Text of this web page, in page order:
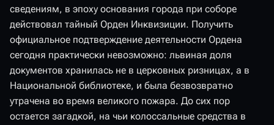
сведениям, в эпоху основания города при соборе
действовал тайный Орден Инквизиции. Получить
официальное подтверждение деятельности Ордена
сегодня практически невозможно: львиная доля
документов хранилась не в церковных ризницах, а в
Национальной библиотеке, и была безвозвратно
утрачена во время великого пожара. До сих пор
остается загадкой, на чьи колоссальные средства в